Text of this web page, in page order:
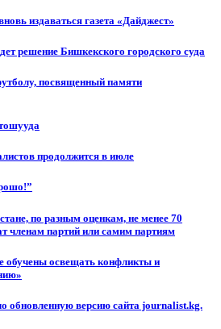
издаваться газета «Дайджест»
решение Бишкекского городского суда
посвященный памяти
продолжится в июле
по разным оценкам, не менее 70
членам партий или самим партиям
освещать конфликты и
обновленную версию сайта journalist.kg.